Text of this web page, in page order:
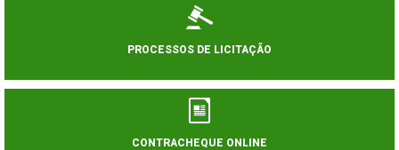
PROCESSOS DE LICITAÇÃO
CONTRACHEQUE ONLINE